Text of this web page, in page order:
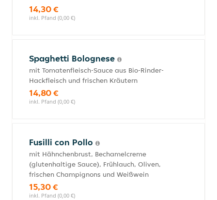
14,30 €
inkl. Pfand (0,00 €)
Spaghetti Bolognese
mit Tomatenfleisch-Sauce aus Bio-Rinder-
Hackfleisch und frischen Kräutern
14,80 €
inkl. Pfand (0,00 €)
Fusilli con Pollo
mit Hähnchenbrust, Bechamelcreme
(glutenhaltige Sauce), Frühlauch, Oliven,
frischen Champignons und Weißwein
15,30 €
inkl. Pfand (0,00 €)